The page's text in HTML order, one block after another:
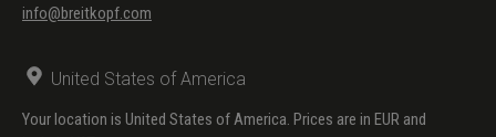
info@breitkopf.com
United States of America
Your location is United States of America. Prices are in EUR and